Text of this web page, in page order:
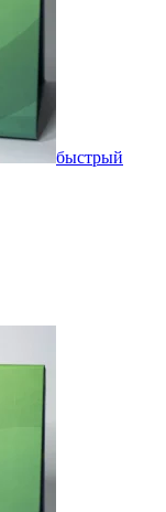
быстрый